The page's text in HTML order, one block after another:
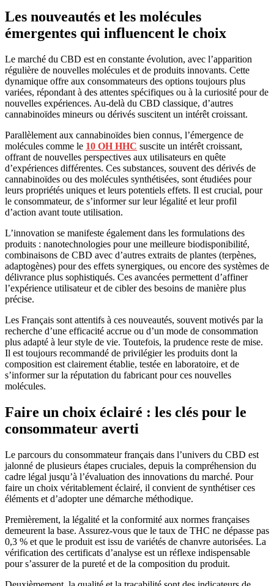
Les nouveautés et les molécules
émergentes qui influencent le choix
Le marché du CBD est en constante évolution, avec l’apparition
régulière de nouvelles molécules et de produits innovants. Cette
dynamique offre aux consommateurs des options toujours plus
variées, répondant à des attentes spécifiques ou à la curiosité pour de
nouvelles expériences. Au-delà du CBD classique, d’autres
cannabinoïdes mineurs ou dérivés suscitent un intérêt croissant.
Parallèlement aux cannabinoïdes bien connus, l’émergence de
molécules comme le 10 OH HHC suscite un intérêt croissant,
offrant de nouvelles perspectives aux utilisateurs en quête
d’expériences différentes. Ces substances, souvent des dérivés de
cannabinoïdes ou des molécules synthétisées, sont étudiées pour
leurs propriétés uniques et leurs potentiels effets. Il est crucial, pour
le consommateur, de s’informer sur leur légalité et leur profil
d’action avant toute utilisation.
L’innovation se manifeste également dans les formulations des
produits : nanotechnologies pour une meilleure biodisponibilité,
combinaisons de CBD avec d’autres extraits de plantes (terpènes,
adaptogènes) pour des effets synergiques, ou encore des systèmes de
délivrance plus sophistiqués. Ces avancées permettent d’affiner
l’expérience utilisateur et de cibler des besoins de manière plus
précise.
Les Français sont attentifs à ces nouveautés, souvent motivés par la
recherche d’une efficacité accrue ou d’un mode de consommation
plus adapté à leur style de vie. Toutefois, la prudence reste de mise.
Il est toujours recommandé de privilégier les produits dont la
composition est clairement établie, testée en laboratoire, et de
s’informer sur la réputation du fabricant pour ces nouvelles
molécules.
Faire un choix éclairé : les clés pour le
consommateur averti
Le parcours du consommateur français dans l’univers du CBD est
jalonné de plusieurs étapes cruciales, depuis la compréhension du
cadre légal jusqu’à l’évaluation des innovations du marché. Pour
faire un choix véritablement éclairé, il convient de synthétiser ces
éléments et d’adopter une démarche méthodique.
Premièrement, la légalité et la conformité aux normes françaises
demeurent la base. Assurez-vous que le taux de THC ne dépasse pas
0,3 % et que le produit est issu de variétés de chanvre autorisées. La
vérification des certificats d’analyse est un réflexe indispensable
pour s’assurer de la pureté et de la composition du produit.